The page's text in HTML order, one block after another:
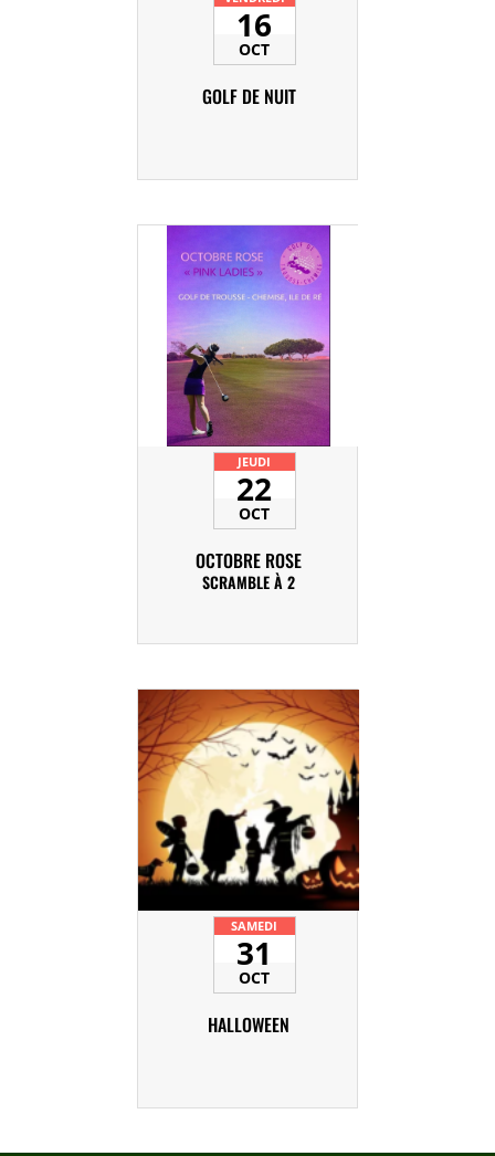
16
OCT
GOLF DE NUIT
JEUDI
22
OCT
OCTOBRE ROSE
SCRAMBLE À 2
SAMEDI
31
OCT
HALLOWEEN